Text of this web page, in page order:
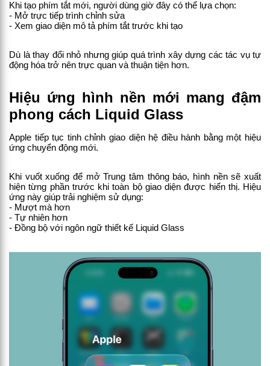
Khi tạo phím tắt mới, người dùng giờ đây có thể lựa chọn:
- Mở trực tiếp trình chỉnh sửa
- Xem giao diện mô tả phím tắt trước khi tạo
Dù là thay đổi nhỏ nhưng giúp quá trình xây dựng các tác vụ tự
động hóa trở nên trực quan và thuận tiện hơn.
Hiệu ứng hình nền mới mang đậm
phong cách Liquid Glass
Apple tiếp tục tinh chỉnh giao diện hệ điều hành bằng một hiệu
ứng chuyển động mới.
Khi vuốt xuống để mở Trung tâm thông báo, hình nền sẽ xuất
hiện từng phần trước khi toàn bộ giao diện được hiển thị. Hiệu
ứng này giúp trải nghiệm sử dụng:
- Mượt mà hơn
- Tự nhiên hơn
- Đồng bộ với ngôn ngữ thiết kế Liquid Glass